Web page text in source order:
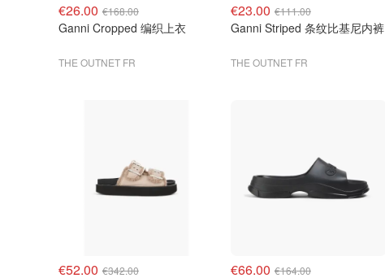
€26.00 €168.00
Ganni Cropped 编织上衣
THE OUTNET FR
€23.00 €111.00
Ganni Striped 条纹比基尼内裤
THE OUTNET FR
€52.00 €342.00 €66.00 €164.00